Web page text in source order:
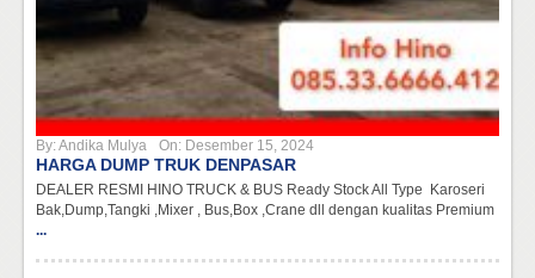
By:Andika Mulya On: Desember 15, 2024
HARGA DUMP TRUK DENPASAR
DEALER RESMI HINO TRUCK & BUS Ready Stock All Type Karoseri
Bak,Dump,Tangki ,Mixer , Bus,Box ,Crane dll dengan kualitas Premium
...